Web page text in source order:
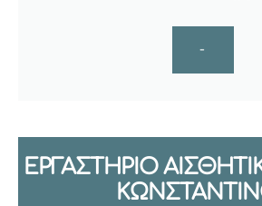
-
ΕΡΓΑΣΤΗΡΙΟ